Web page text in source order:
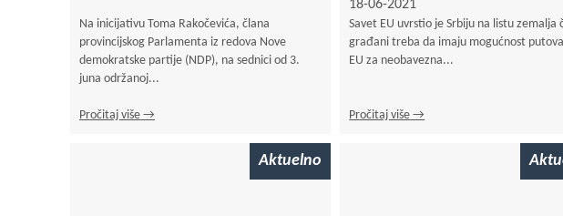
Na inicijativu Toma Rakočevića, člana
provincijskog Parlamenta iz redova Nove
demokratske partije (NDP), na sednici od 3.
juna održanoj...
Pročitaj više →
18-06-2021
Savet EU uvrstio je Srbiju na listu zemalja
građani treba da imaju mogućnost
EU za neobavezna...
Pročitaj više →
Aktuelno